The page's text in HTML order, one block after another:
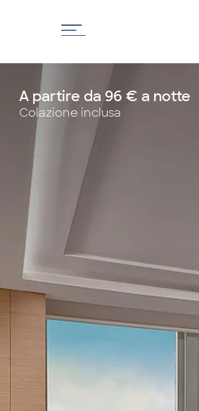
A partire da 96 € a notte
Colazione inclusa